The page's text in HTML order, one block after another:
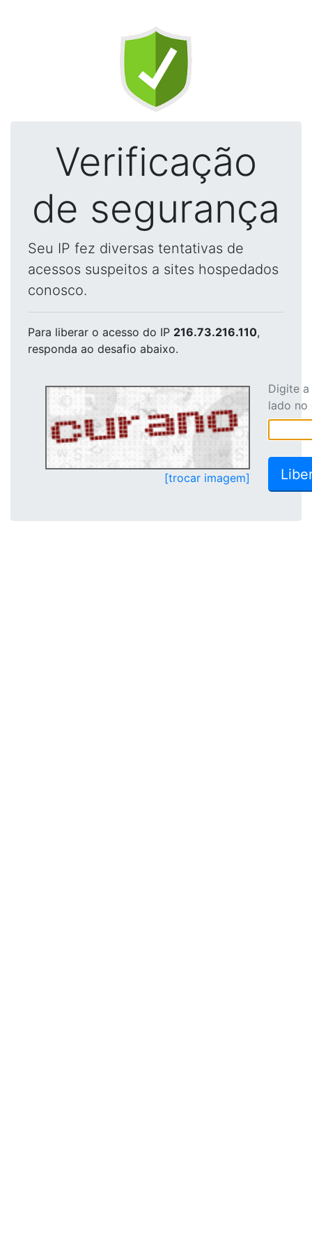
Verificação
de segurança
Seu IP fez diversas tentativas de
acessos suspeitos a sites hospedados
conosco.
Para liberar o acesso do IP 216.73.216.110,
responda ao desafio abaixo.
[trocar imagem]
Digite
lado no